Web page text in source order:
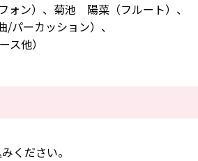
ン）、菊池 陽菜（フルート）、
ーカッション）、
他）
ください。